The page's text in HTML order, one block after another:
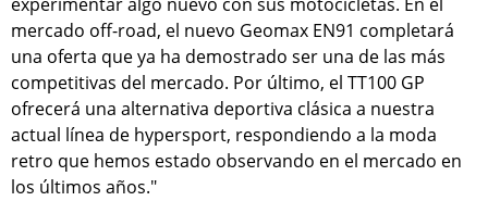
mercado off-road, el nuevo Geomax EN91 completará
una oferta que ya ha demostrado ser una de las más
competitivas del mercado. Por último, el TT100 GP
ofrecerá una alternativa deportiva clásica a nuestra
actual línea de hypersport, respondiendo a la moda
retro que hemos estado observando en el mercado en
los últimos años."